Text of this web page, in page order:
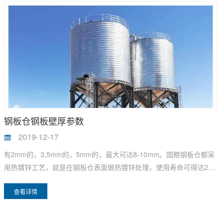
钢板仓钢板壁厚参数
2019-12-17
有2mm的，3,5mm的，5mm的，最大可达8-10mm。国粮钢板仓都采
用热镀锌工艺，就是在钢板仓表面做热镀锌处理，使用寿命可得达20
查看详情